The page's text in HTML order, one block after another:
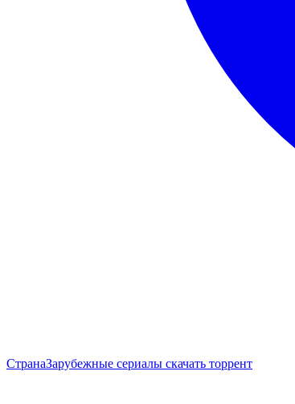
СтранаЗарубежные сериалы скачать торрент